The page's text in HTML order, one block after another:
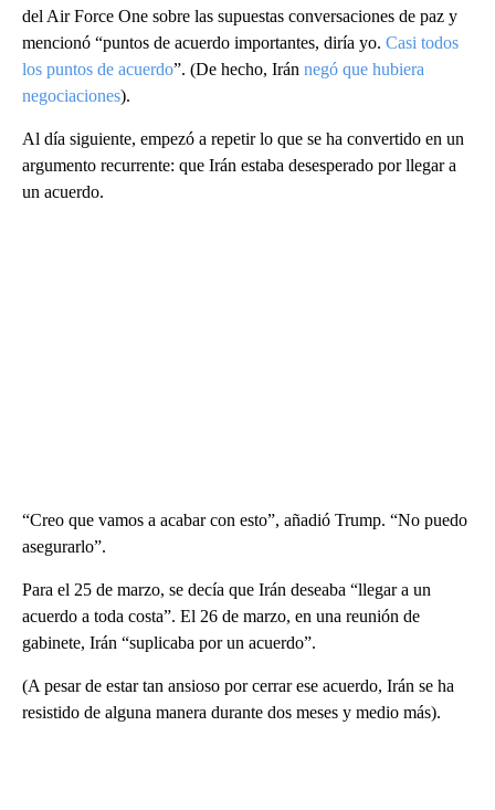
del Air Force One sobre las supuestas conversaciones de paz y
mencionó “puntos de acuerdo importantes, diría yo. Casi todos
los puntos de acuerdo”. (De hecho, Irán negó que hubiera
negociaciones).
Al día siguiente, empezó a repetir lo que se ha convertido en un
argumento recurrente: que Irán estaba desesperado por llegar a
un acuerdo.
“Creo que vamos a acabar con esto”, añadió Trump. “No puedo
asegurarlo”.
Para el 25 de marzo, se decía que Irán deseaba “llegar a un
acuerdo a toda costa”. El 26 de marzo, en una reunión de
gabinete, Irán “suplicaba por un acuerdo”.
(A pesar de estar tan ansioso por cerrar ese acuerdo, Irán se ha
resistido de alguna manera durante dos meses y medio más).